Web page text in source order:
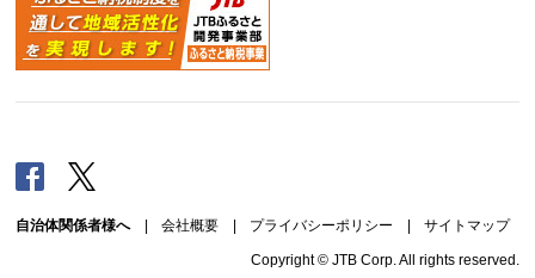
Facebook
自治体関係者様へ| 会社概要 | プライバシーポリシー | サイトマップ
Copyright © JTB Corp. All rights reserved.